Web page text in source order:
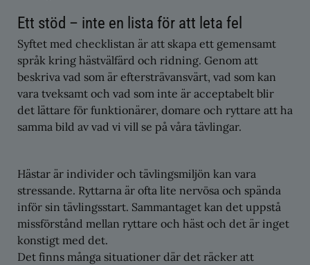
Ett stöd – inte en lista för att leta fel
Syftet med checklistan är att skapa ett gemensamt
språk kring hästvälfärd och ridning. Genom att
beskriva vad som är eftersträvansvärt, vad som kan
vara tveksamt och vad som inte är acceptabelt blir
det lättare för funktionärer, domare och ryttare att ha
samma bild av vad vi vill se på våra tävlingar.
Hästar är individer och tävlingsmiljön kan vara
stressande. Ryttarna är ofta lite nervösa och spända
inför sin tävlingsstart. Sammantaget kan det uppstå
missförstånd mellan ryttare och häst och det är inget
konstigt med det.
Det finns många situationer där det räcker att